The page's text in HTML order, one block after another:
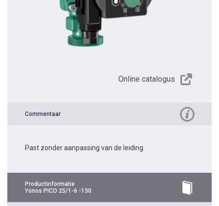
Online catalogus
Commentaar
Past zonder aanpassing van de leiding.
Productinformatie
Yonos PICO 25/1-6 -130